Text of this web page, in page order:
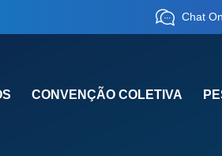
Chat
CONVENÇÃO COLETIVA